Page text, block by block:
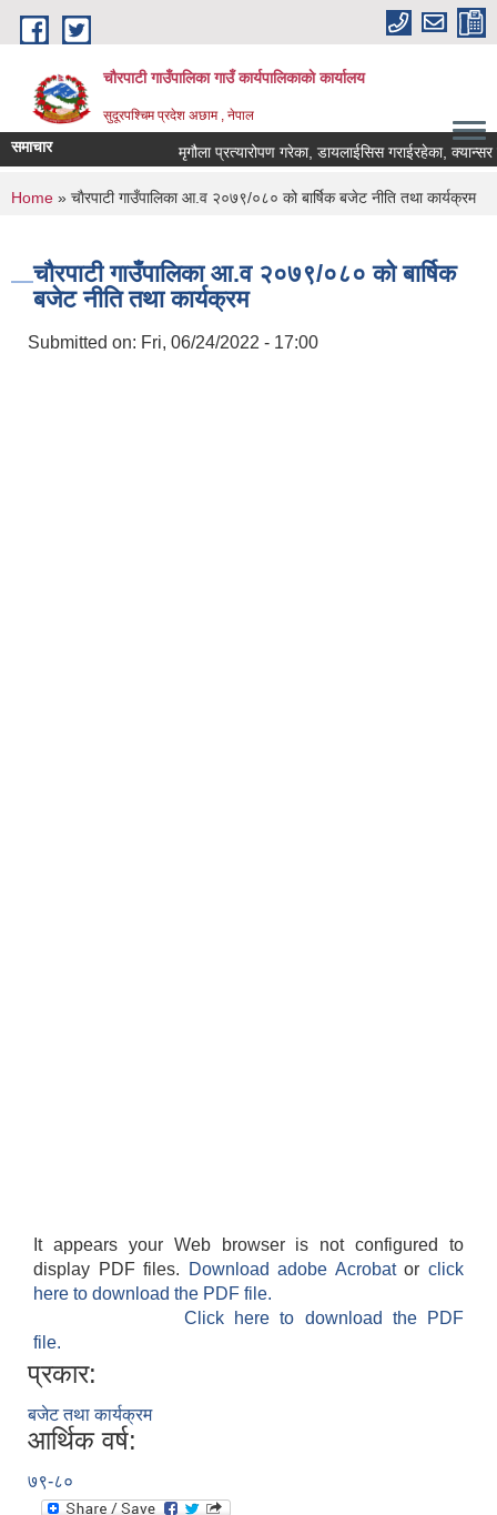
Skip to main content
चौरपाटी गाउँपालिका गाउँ कार्यपालिकाकाे कार्यालय
सुदूरपश्चिम प्रदेश अछाम , नेपाल
समाचार मृगौला प्रत्यारोपण गरेका, डायलाईसिस गराईरहेका, क्यान्सर
You are here
Home » चाैरपाटी गाउँपालिका आ.व २०७९/०८० को बार्षिक बजेट नीति तथा कार्यक्रम
चाैरपाटी गाउँपालिका आ.व २०७९/०८० को बार्षिक
बजेट नीति तथा कार्यक्रम
Submitted on: Fri, 06/24/2022 - 17:00
It appears your Web browser is not configured to
display PDF files.
Download adobe Acrobatorclick
here to download the PDF file.
Click here to download the PDF
file.
प्रकार:
बजेट तथा कार्यक्रम
आर्थिक वर्ष:
७९-८०